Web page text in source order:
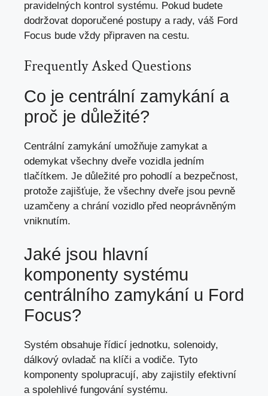
pravidelných kontrol systému. Pokud budete
dodržovat doporučené postupy a rady, váš Ford
Focus bude vždy připraven na cestu.
Frequently Asked Questions
Co je centrální zamykání a
proč je důležité?
Centrální zamykání umožňuje zamykat a
odemykat všechny dveře vozidla jedním
tlačítkem. Je důležité pro pohodlí a bezpečnost,
protože zajišťuje, že všechny dveře jsou pevně
uzamčeny a chrání vozidlo před neoprávněným
vniknutím.
Jaké jsou hlavní
komponenty systému
centrálního zamykání u Ford
Focus?
Systém obsahuje řídicí jednotku, solenoidy,
dálkový ovladač na klíči a vodiče. Tyto
komponenty spolupracují, aby zajistily efektivní
a spolehlivé fungování systému.